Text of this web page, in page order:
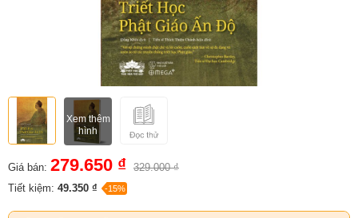
Xem thêm
hình
Giá bán: 279.650 ₫ 329.000 ₫
Tiết kiệm: 49.350 ₫ -15%